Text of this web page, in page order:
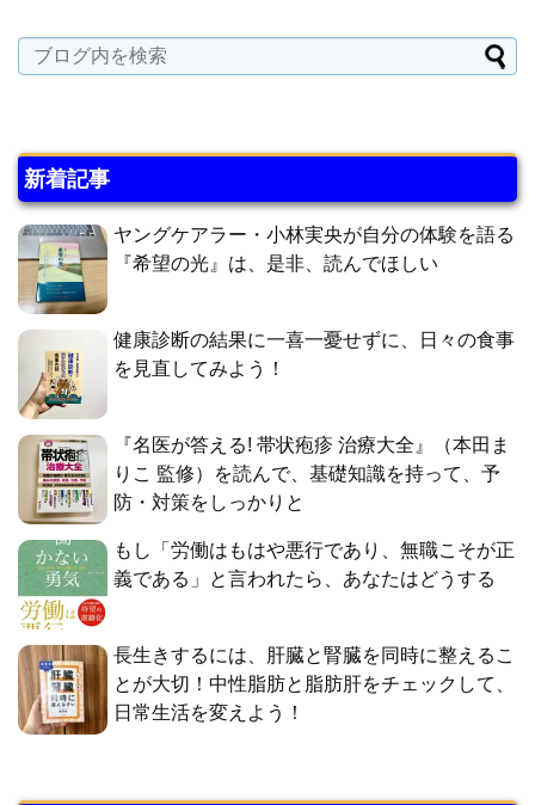
新着記事
ヤングケアラー・小林実央が自分の体験を語る
『希望の光』は、是非、読んでほしい
健康診断の結果に一喜一憂せずに、日々の食事
を見直してみよう！
『名医が答える! 帯状疱疹 治療大全』（本田ま
りこ 監修）を読んで、基礎知識を持って、予
防・対策をしっかりと
もし「労働はもはや悪行であり、無職こそが正
義である」と言われたら、あなたはどうする
長生きするには、肝臓と腎臓を同時に整えるこ
とが大切！中性脂肪と脂肪肝をチェックして、
日常生活を変えよう！